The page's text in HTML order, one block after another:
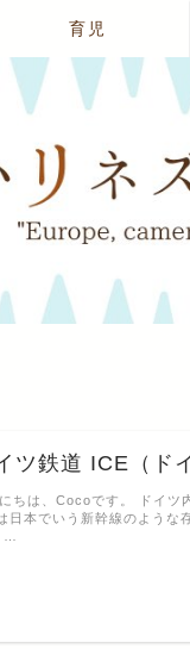
育児
ツ鉄道 ICE（ド
ちは、Cocoです。 ドイツ
日本でいう新幹線のような
…